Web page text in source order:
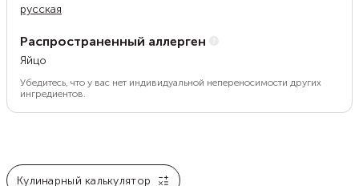
русская
Распространенный аллерген
Яйцо
Убедитесь, что у вас нет индивидуальной непереносимости других
ингредиентов.
Кулинарный калькулятор